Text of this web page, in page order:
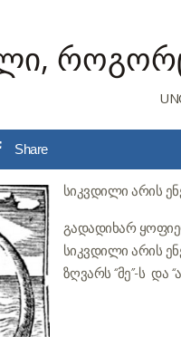
Share
სიკვდილი არის
გადადიხარ
სიკვდილი არის
ზღვარს “მე”-ს და